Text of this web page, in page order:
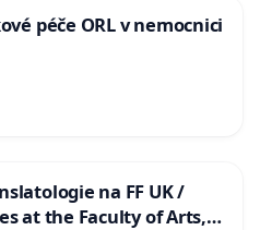
péče ORL v nemocnici
na FF UK /
at the Faculty of Arts,